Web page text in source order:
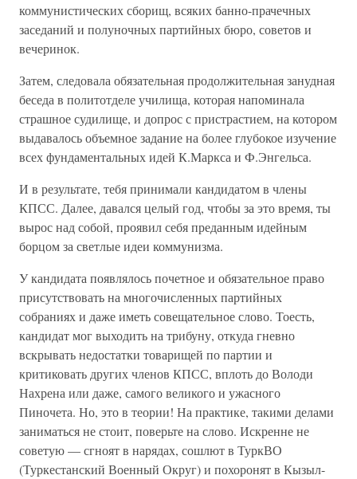
коммунистических сборищ, всяких банно-прачечных
заседаний и полуночных партийных бюро, советов и
вечеринок.
Затем, следовала обязательная продолжительная занудная
беседа в политотделе училища, которая напоминала
страшное судилище, и допрос с пристрастием, на котором
выдавалось объемное задание на более глубокое изучение
всех фундаментальных идей К.Маркса и Ф.Энгельса.
И в результате, тебя принимали кандидатом в члены
КПСС. Далее, давался целый год, чтобы за это время, ты
вырос над собой, проявил себя преданным идейным
борцом за светлые идеи коммунизма.
У кандидата появлялось почетное и обязательное право
присутствовать на многочисленных партийных
собраниях и даже иметь совещательное слово. Тоесть,
кандидат мог выходить на трибуну, откуда гневно
вскрывать недостатки товарищей по партии и
критиковать других членов КПСС, вплоть до Володи
Нахрена или даже, самого великого и ужасного
Пиночета. Но, это в теории! На практике, такими делами
заниматься не стоит, поверьте на слово. Искренне не
советую — сгноят в нарядах, сошлют в ТуркВО
(Туркестанский Военный Округ) и похоронят в Кызыл-